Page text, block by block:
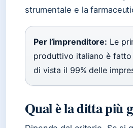
strumentale e la
Per l’imprenditore: Le
produttivo italiano è fatto
di vista il 99% delle
Qual è la ditta più